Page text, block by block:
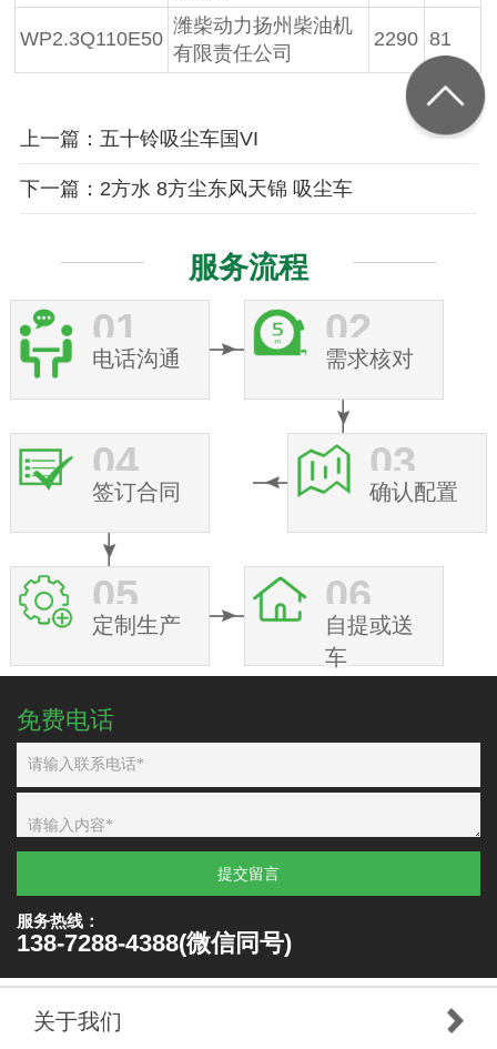
WP2.3Q110E50
潍柴动力扬州柴油机
有限责任公司
2290 81
上一篇：五十铃吸尘车国VI
下一篇：2方水 8方尘东风天锦 吸尘车
服务流程
01
电话沟通
02
需求核对
03
确认配置
04
签订合同
05
定制生产
06
自提或送
车
免费电话
提交留言
服务热线：
138-7288-4388(微信同号)
关于我们